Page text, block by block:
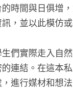
時間與日俱增
，並以此模仿
們實際走入自
連結。在這本
進行媒材和想